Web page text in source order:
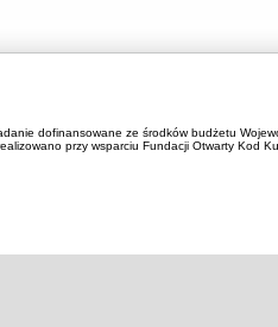
dofinansowane ze środków budżetu
przy wsparciu Fundacji Otwarty Kod